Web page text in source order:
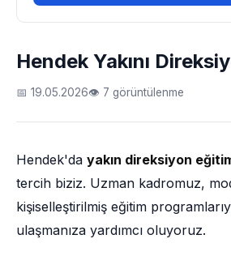
Hendek Yakını
📅 19.05.2026👁 7 görüntülenme
Hendek'da yakın direksiyon
tercih biziz. Uzman kadromuz,
kişiselleştirilmiş eğitim
ulaşmanıza yardımcı oluyoruz.